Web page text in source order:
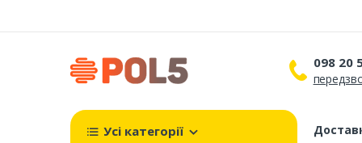
098 20
098
093
Усі категорії